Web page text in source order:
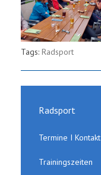
Tags: Radsport
Radsport
Termine I Kontakt
Trainingszeiten